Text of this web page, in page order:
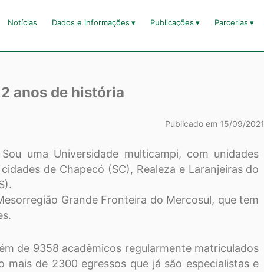
Notícias Dados e informações Publicações Parcerias
anos de história
Publicado em 15/09/2021
uma Universidade multicampi, com unidades
de Chapecó (SC), Realeza e Laranjeiras do
Grande Fronteira do Mercosul, que tem
de 9358 acadêmicos regularmente matriculados
de 2300 egressos que já são especialistas e